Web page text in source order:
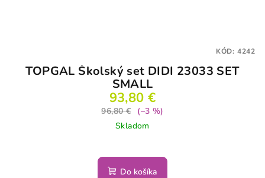
TOPGAL Školský set DIDI 23033 SET
SMALL
93,80 €
96,80 €
(–3 %)
Skladom
Do košíka
KÓD: 4242